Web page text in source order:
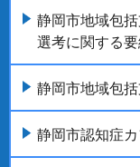
静岡市地域包
選考に関する要
静岡市地域包
静岡市認知症